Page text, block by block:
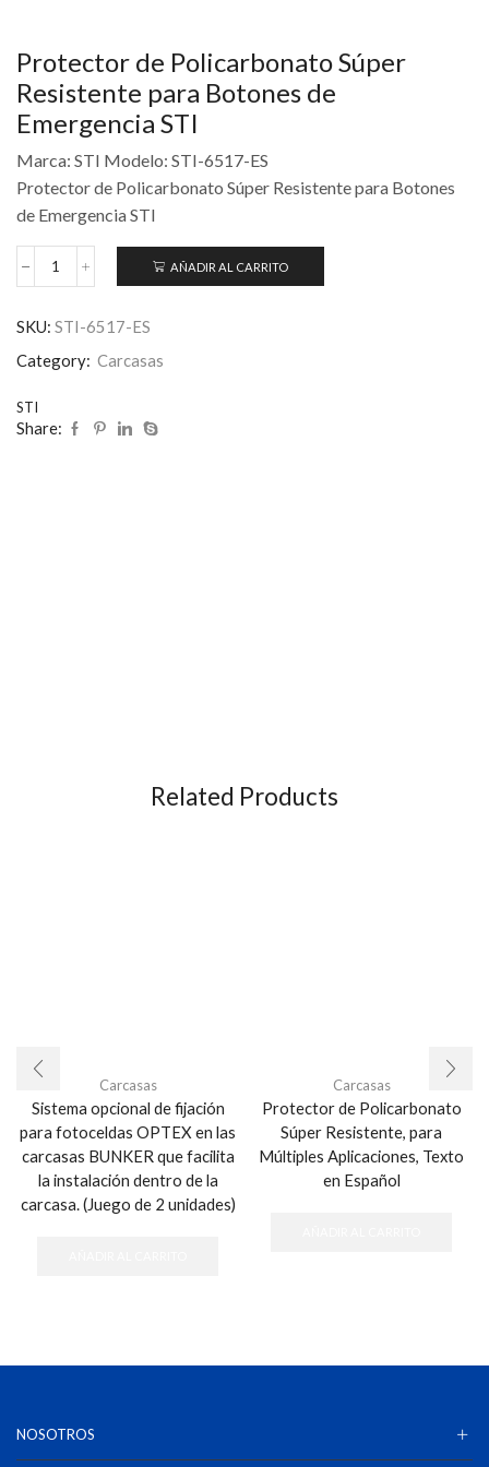
Protector de Policarbonato Súper
Resistente para Botones de
Emergencia STI
Marca: STI Modelo: STI-6517-ES
Protector de Policarbonato Súper Resistente para Botones
de Emergencia STI
AÑADIR AL CARRITO
SKU: STI-6517-ES
Category: Carcasas
STI
Share:
Related Products
Carcasas
Sistema opcional de fijación
para fotoceldas OPTEX en las
carcasas BUNKER que facilita
la instalación dentro de la
carcasa. (Juego de 2 unidades)
Carcasas
Protector de Policarbonato
Súper Resistente, para
Múltiples Aplicaciones, Texto
en Español
NOSOTROS